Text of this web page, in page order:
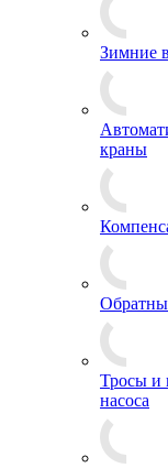
Зимние
краны
Тросы и
насоса